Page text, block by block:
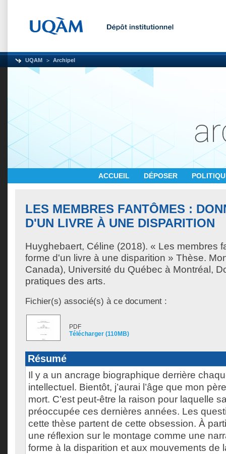
UQAM Archipel
ACCUEIL DÉPOSER
LES MEMBRES FANTÔMES :
D'UN LIVRE À UNE DISPARITION
Huyghebaert, Céline (2018). « Les membres
forme d'un livre à une disparition » Thèse.
Canada), Université du Québec à Montréal,
pratiques des arts.
Fichier(s) associé(s) à ce document :
PDF
Télécharger (110MB)
Résumé
Il y a un ancrage biographique derrière
intellectuel. Bientôt, j’aurai l’âge que mon
mort. C’est peut-être la raison pour laquelle
préoccupée ces dernières années. Les
cette thèse partent de cette obsession. À
une réflexion sur le montage comme une
forme à la disparition et aux mouvements de